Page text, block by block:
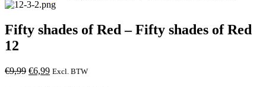
Fifty shades of Red – Fifty shades of Red
12
€9,99 Oorspronkelijke
€6,99Huidige
Excl. BTW